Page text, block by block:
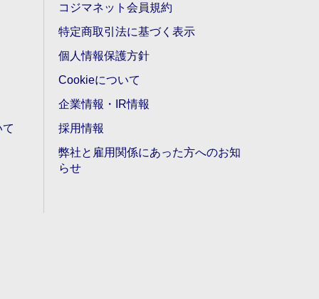
コジマネット会員規約
特定商取引法に基づく表示
個人情報保護方針
Cookieについて
企業情報・IR情報
採用情報
弊社と雇用関係にあった方へのお知
らせ